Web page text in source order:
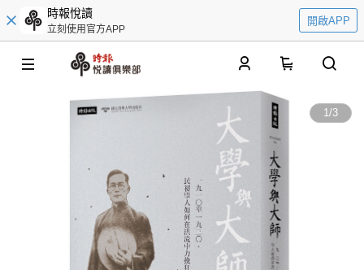
時報悅讀
立刻使用官方APP
開啟APP
1/3